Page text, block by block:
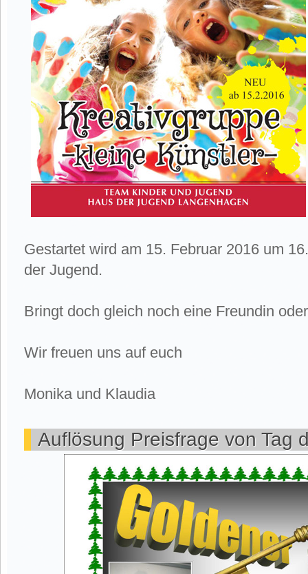
Gestartet wird am 15. Februar 2016 um
der Jugend.
Bringt doch gleich noch eine Freundin
Wir freuen uns auf euch
Monika und Klaudia
Auflösung Preisfrage von Tag